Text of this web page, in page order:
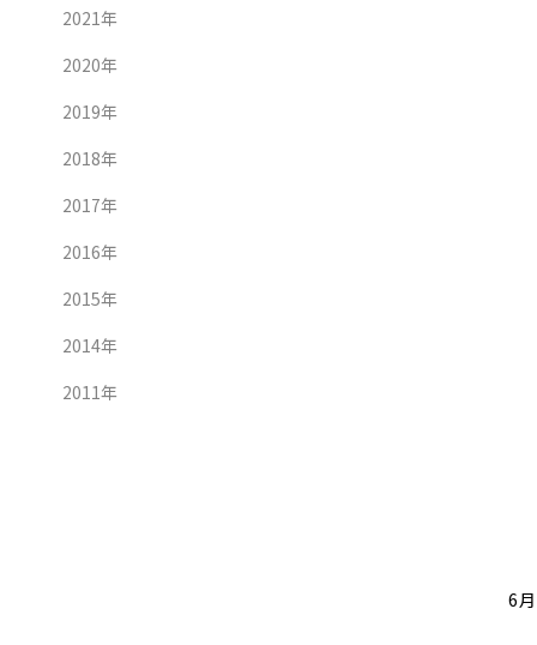
2021年
2020年
2019年
2018年
2017年
2016年
2015年
2014年
2011年
6